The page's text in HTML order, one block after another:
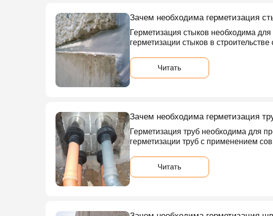
Зачем необходима герметизация
Герметизация стыков необходима
герметизации стыков в
Читать
Зачем необходима герметизация
Герметизация труб необходима для
герметизации труб с применением
Читать